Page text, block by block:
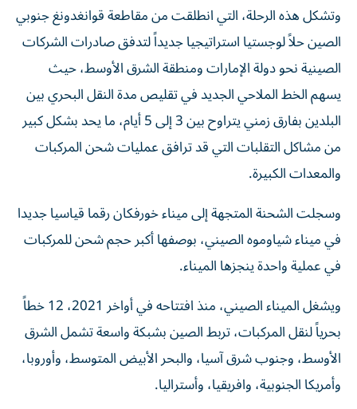
وتشكل هذه الرحلة، التي انطلقت من مقاطعة قوانغدونغ جنوبي
الصين حلاً لوجستيا استراتيجيا جديداً لتدفق صادرات الشركات
الصينية نحو دولة الإمارات ومنطقة الشرق الأوسط، حيث
يسهم الخط الملاحي الجديد في تقليص مدة النقل البحري بين
البلدين بفارق زمني يتراوح بين 3 إلى 5 أيام، ما يحد بشكل كبير
من مشاكل التقلبات التي قد ترافق عمليات شحن المركبات
والمعدات الكبيرة.
وسجلت الشحنة المتجهة إلى ميناء خورفكان رقما قياسيا جديدا
في ميناء شياوموه الصيني، بوصفها أكبر حجم شحن للمركبات
في عملية واحدة ينجزها الميناء.
ويشغل الميناء الصيني، منذ افتتاحه في أواخر 2021، 12 خطاً
بحرياً لنقل المركبات، تربط الصين بشبكة واسعة تشمل الشرق
الأوسط، وجنوب شرق آسيا، والبحر الأبيض المتوسط، وأوروبا،
وأمريكا الجنوبية، وافريقيا، وأستراليا.